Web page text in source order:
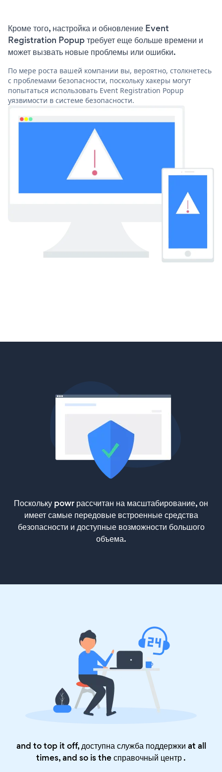
Кроме того, настройка и обновление Event
Registration Popup требует еще больше времени и
может вызвать новые проблемы или ошибки.
По мере роста вашей компании вы, вероятно, столкнетесь
с проблемами безопасности, поскольку хакеры могут
попытаться использовать Event Registration Popup
уязвимости в системе безопасности.
Поскольку powr рассчитан на масштабирование, он
имеет самые передовые встроенные средства
безопасности и доступные возможности большого
объема.
and to top it off, доступна служба поддержки at all
times, and so is theсправочный центр.